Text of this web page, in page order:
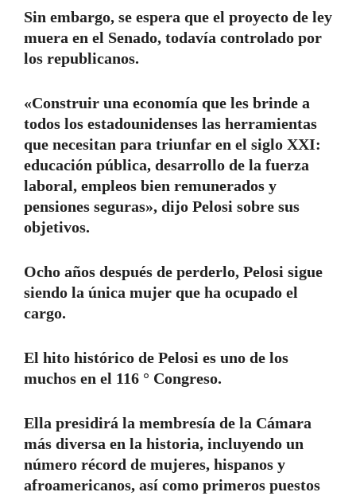
Sin embargo, se espera que el proyecto de ley
muera en el Senado, todavía controlado por
los republicanos.
«Construir una economía que les brinde a
todos los estadounidenses las herramientas
que necesitan para triunfar en el siglo XXI:
educación pública, desarrollo de la fuerza
laboral, empleos bien remunerados y
pensiones seguras», dijo Pelosi sobre sus
objetivos.
Ocho años después de perderlo, Pelosi sigue
siendo la única mujer que ha ocupado el
cargo.
El hito histórico de Pelosi es uno de los
muchos en el 116 ° Congreso.
Ella presidirá la membresía de la Cámara
más diversa en la historia, incluyendo un
número récord de mujeres, hispanos y
afroamericanos, así como primeros puestos